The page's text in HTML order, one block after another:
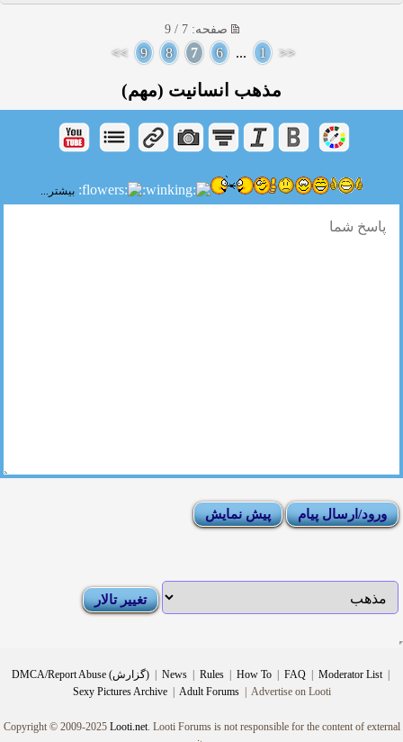
صفحه: 7 / 9
<<
1
...
6
7
8
9
>>
مذهب انسانیت (مهم)
بیشتر...
DMCA/Report Abuse (گزارش) News Rules How To FAQ Moderator List
Sexy Pictures Archive
Adult Forums Advertise on Looti
Copyright © 2009-2025 Looti.net. Looti Forums is not responsible for the content of external